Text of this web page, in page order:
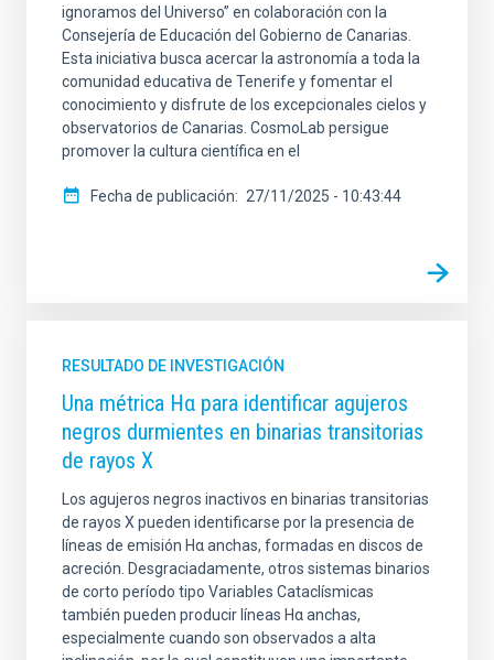
ignoramos del Universo” en colaboración con la
Consejería de Educación del Gobierno de Canarias.
Esta iniciativa busca acercar la astronomía a toda la
comunidad educativa de Tenerife y fomentar el
conocimiento y disfrute de los excepcionales cielos y
observatorios de Canarias. CosmoLab persigue
promover la cultura científica en el
Fecha de publicación 27/11/2025 - 10:43:44
RESULTADO DE INVESTIGACIÓN
Una métrica Hα para identificar agujeros
negros durmientes en binarias transitorias
de rayos X
Los agujeros negros inactivos en binarias transitorias
de rayos X pueden identificarse por la presencia de
líneas de emisión Hα anchas, formadas en discos de
acreción. Desgraciadamente, otros sistemas binarios
de corto período tipo Variables Cataclísmicas
también pueden producir líneas Hα anchas,
especialmente cuando son observados a alta